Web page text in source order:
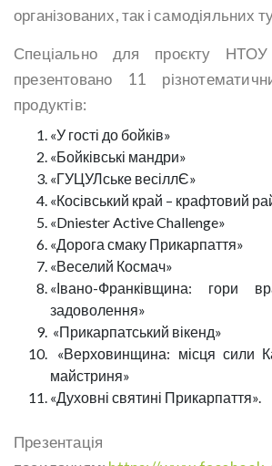
організованих, так і самодіяльних
Спеціально для проєкту НТОУ
презентовано 11
продуктів:
«У гості до бойків»
«Бойківські мандри»
«ГУЦУЛське весіллЄ»
«Косівський край – крафтовий
«Dniester Active Challenge»
«Дорога смаку Прикарпаття»
«Веселий Космач»
«Івано-Франківщина: гори
задоволення»
«Прикарпатський вікенд»
«Верховинщина: місця сили
майстриня»
«Духовні святині Прикарпаття».